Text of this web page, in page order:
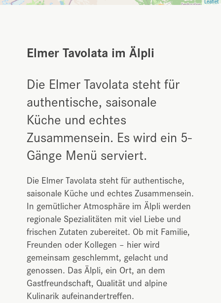
Elmer Tavolata im Älpli
Die Elmer Tavolata steht für
authentische, saisonale
Küche und echtes
Zusammensein. Es wird ein 5-
Gänge Menü serviert.
Die Elmer Tavolata steht für authentische,
saisonale Küche und echtes Zusammensein.
In gemütlicher Atmosphäre im Älpli werden
regionale Spezialitäten mit viel Liebe und
frischen Zutaten zubereitet. Ob mit Familie,
Freunden oder Kollegen – hier wird
gemeinsam geschlemmt, gelacht und
genossen. Das Älpli, ein Ort, an dem
Gastfreundschaft, Qualität und alpine
Kulinarik aufeinandertreffen.